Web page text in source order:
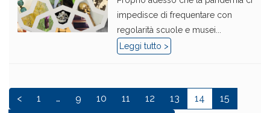
impedisce di frequentare con
regolarità scuole e musei...
Leggi tutto >
< 1 … 9 10 11 12 13 14
15